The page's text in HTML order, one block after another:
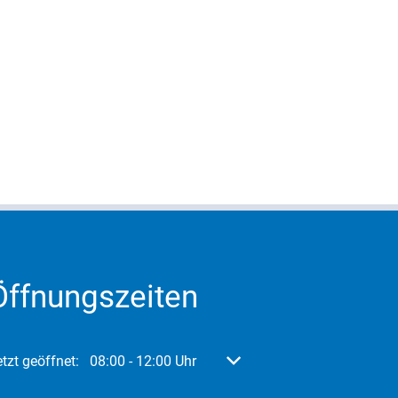
um weitere Öffnungs- oder Schließzeiten auszublenden
geöffnet: 08:00 - 12:00 Uhr Von 08:00 bis 12:00 Uhr